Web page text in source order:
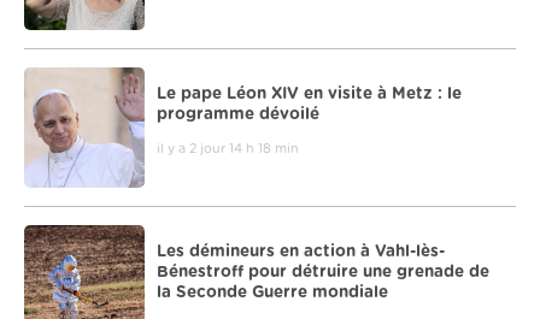
Le pape Léon XIV en visite à Metz : le
programme dévoilé
il y a 2 jour 14 h 18 min
Les démineurs en action à Vahl-lès-
Bénestroff pour détruire une grenade de
la Seconde Guerre mondiale